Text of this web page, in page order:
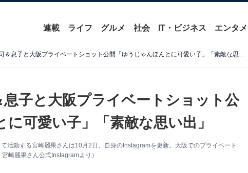
連載 ライフ グルメ 社会 IT・ビジネス エンタメ
宮崎麗果、黒木啓司＆息子と大阪プライベートショット公開「ゆうじゃんほんとに可愛い子」「素敵な思い出」
子と大阪プライベートショット公
可愛い子」「素敵な思い出」
活動する宮崎麗果さんは10月2日、自身のInstagramを更新。大阪でのプライベート
崎麗果さん公式Instagramより）